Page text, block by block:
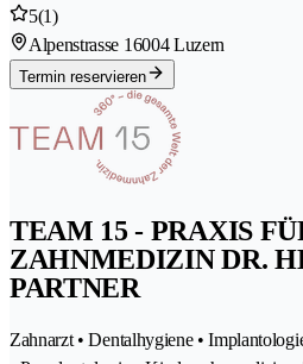
5(1)
Alpenstrasse 16004 Luzern
Termin reservieren
TEAM 15 - PRAXIS
ZAHNMEDIZIN DR.
PARTNER
Zahnarzt • Dentalhygiene •